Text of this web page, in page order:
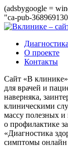
(adsbygoogle =
"ca-pub-
О проекте
Контакты
Сайт «В
для врачей и
наверняка,
клиническими
массу полезных и
о профилактике
«Диагностика
симптомы онлайн